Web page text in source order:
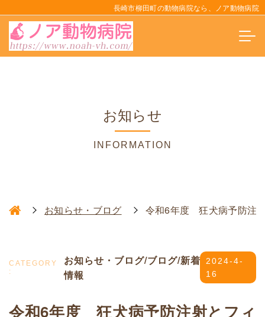
長崎市柳田町の動物病院なら、ノア動物病院
お知らせ
INFORMATION
お知らせ・ブログ 令和6年度 狂犬病予防注
お知らせ・ブログ/ブログ/新着
情報
2024-4-
16
令和6年度 狂犬病予防注射とフィ